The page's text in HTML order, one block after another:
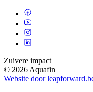
Zuivere impact
© 2026 Aquafin
Website door